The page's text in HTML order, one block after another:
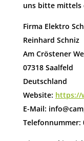
uns bitte mittels
Firma Elektro
Reinhard Schniz
Am Cröstener
07318 Saalfeld
Deutschland
Website: https://
E-Mail: info@
Telefonnummer: